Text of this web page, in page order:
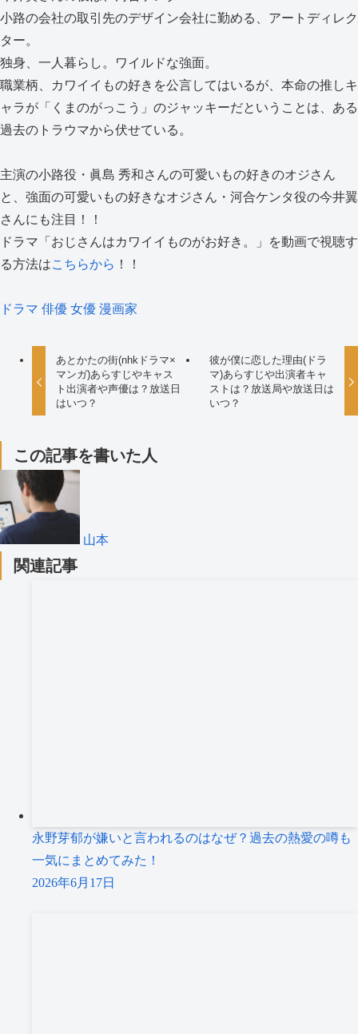
小路の会社の取引先のデザイン会社に勤める、アートディレク
ター。
独身、一人暮らし。ワイルドな強面。
職業柄、カワイイもの好きを公言してはいるが、本命の推しキ
ャラが「くまのがっこう」のジャッキーだということは、ある
過去のトラウマから伏せている。
主演の小路役・眞島 秀和さんの可愛いもの好きのオジさん
と、強面の可愛いもの好きなオジさん・河合ケンタ役の今井翼
さんにも注目！！
ドラマ「おじさんはカワイイものがお好き。」を動画で視聴す
る方法はこちらから ！！
ドラマ 俳優 女優 漫画家
あとかたの街(nhkドラマ×
マンガ)あらすじやキャス
ト出演者や声優は？放送日
はいつ？
彼が僕に恋した理由(ドラ
マ)あらすじや出演者キャ
ストは？放送局や放送日は
いつ？
この記事を書いた人
山本
関連記事
永野芽郁が嫌いと言われるのはなぜ？過去の熱愛の噂も
一気にまとめてみた！
2026年6月17日